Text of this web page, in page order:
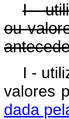
I -
ou
I -
valores
dada